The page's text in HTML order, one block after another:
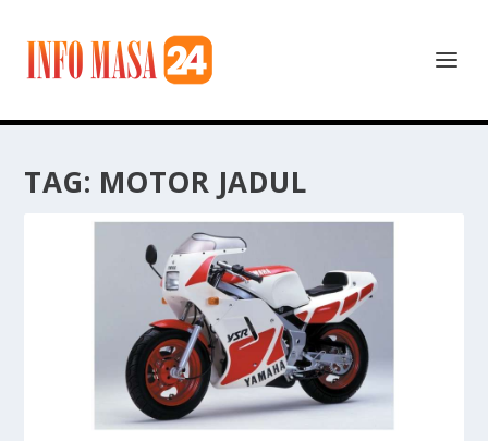
TAG: MOTOR JADUL